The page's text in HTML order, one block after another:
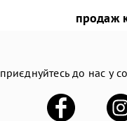
продаж
приєднуйтесь до нас у